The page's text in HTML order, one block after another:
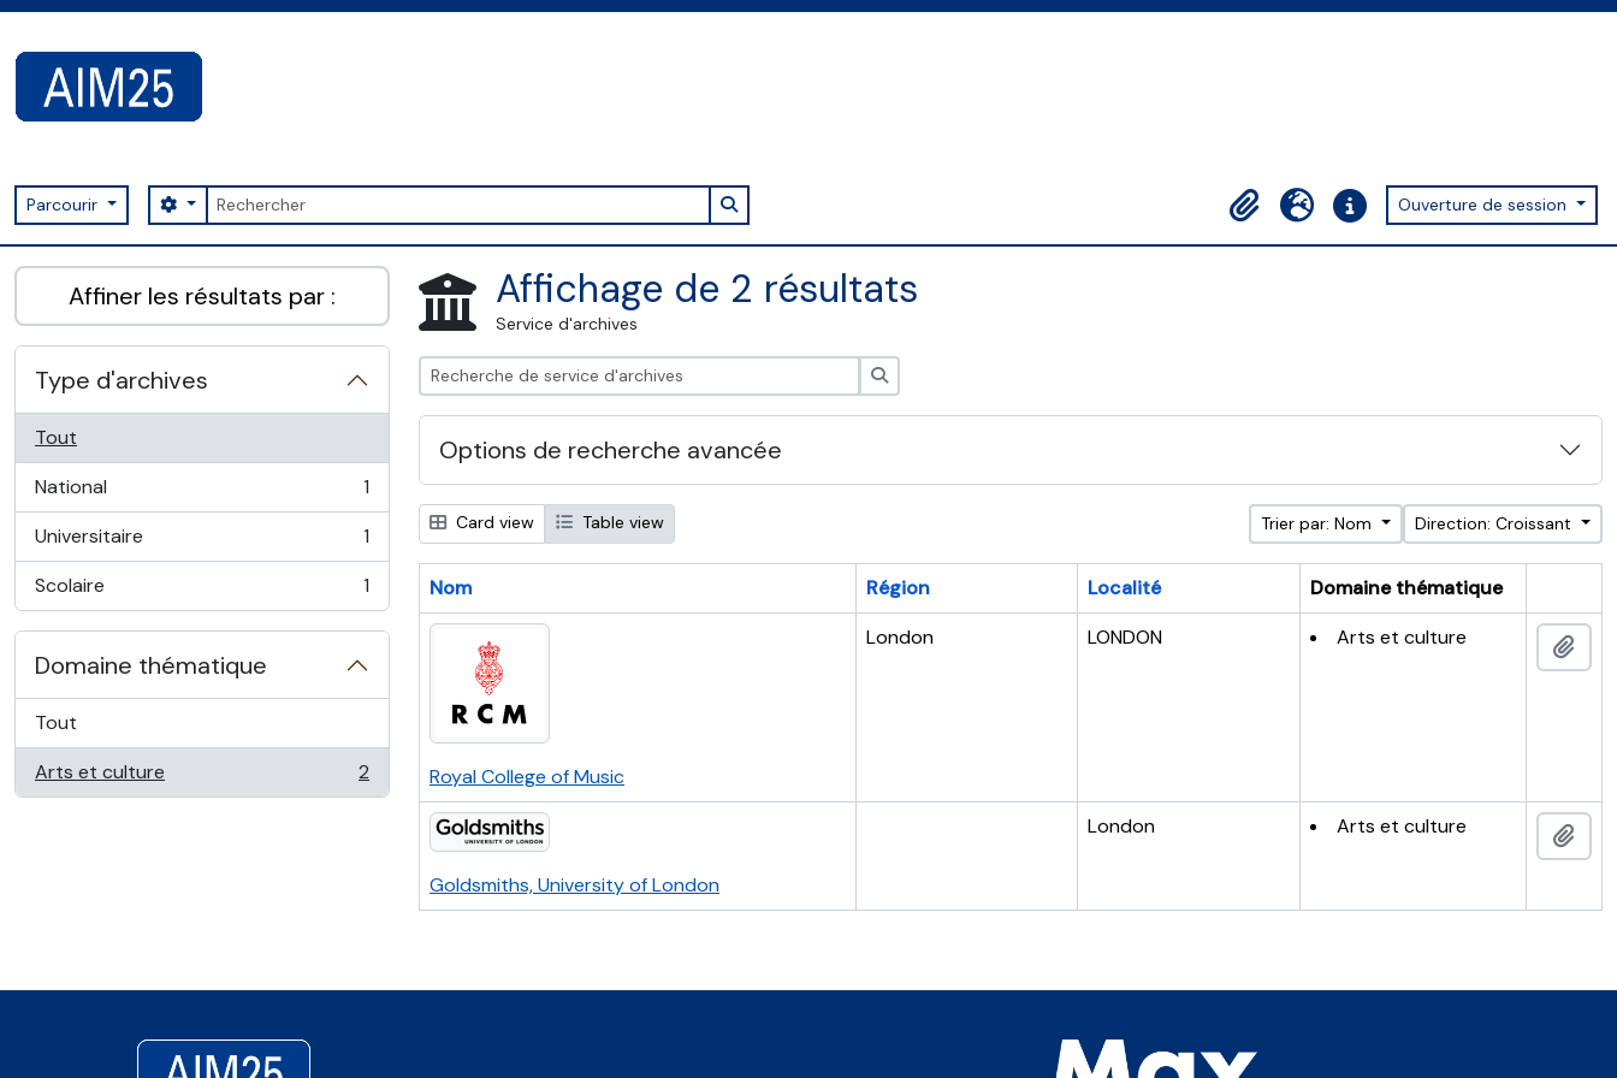
Parcourir Rechercher
Search options Search in browse page
Presse-papier
LangueLiens rapidesOuverture de session
AIM25 - AtoM 2.8.2
Affiner les résultats par :
Type d'archives
Tout
National
, 1 résultats
1
Universitaire
, 1 résultats
1
Scolaire
, 1 résultats 1
Domaine thématique
Tout
Arts et culture
, 2 résultats 2
Affichage de 2 résultats
Service d'archives
Options de recherche avancée
Card view Table view Trier par: Nom Direction: Croissant
Nom Région Localité
Domaine thématique
Presse-
Royal College of Music
London LONDON Arts et culture
Goldsmiths, University of London
London Arts et culture